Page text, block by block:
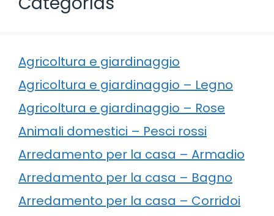
Agricoltura e giardinaggio
Agricoltura e giardinaggio – Legno
Agricoltura e giardinaggio – Rose
Animali domestici – Pesci rossi
Arredamento per la casa – Armadio
Arredamento per la casa – Bagno
Arredamento per la casa – Corridoi